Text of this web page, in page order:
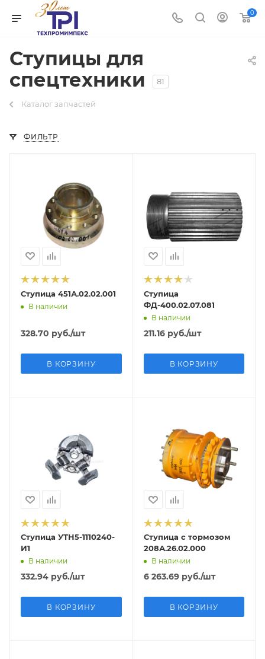
0
Ступицы для
спецтехники
81
Каталог запчастей
ФИЛЬТР
Ступица 451А.02.02.001
В наличии
328.70 руб./шт
В КОРЗИНУ
Ступица
ФД-400.02.07.081
В наличии
211.16руб./шт
В КОРЗИНУ
Ступица УТН5-1110240-
И1
В наличии
332.94 руб./шт
В КОРЗИНУ
Ступица с тормозом
208А.26.02.000
В наличии
6 263.69руб./шт
В КОРЗИНУ